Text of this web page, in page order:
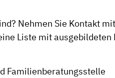
Nehmen Sie Kontakt
Liste mit ausgebildeten
Familienberatungsstelle